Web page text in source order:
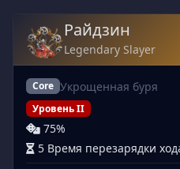
Райдзин
Legendary Slayer
Core Укрощенная буря
Уровень II
75%
5 Время перезарядки